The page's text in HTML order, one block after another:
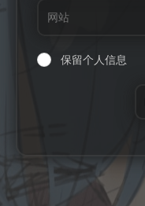
保留个人信息